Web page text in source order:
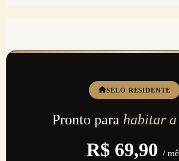
SELO RESIDENTE
Pronto para habitar a
R$ 69,90 /